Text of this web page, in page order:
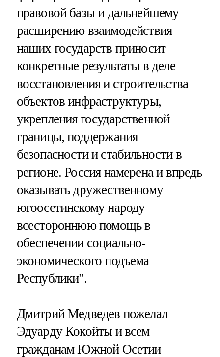
правовой базы и дальнейшему
расширению взаимодействия
наших государств приносит
конкретные результаты в деле
восстановления и строительства
объектов инфраструктуры,
укрепления государственной
границы, поддержания
безопасности и стабильности в
регионе. Россия намерена и впредь
оказывать дружественному
югоосетинскому народу
всестороннюю помощь в
обеспечении социально-
экономического подъема
Республики".
Дмитрий Медведев пожелал
Эдуарду Кокойты и всем
гражданам Южной Осетии